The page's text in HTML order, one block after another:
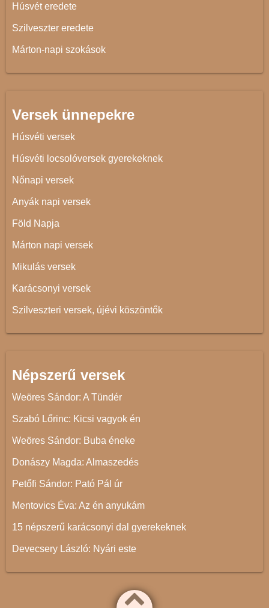
Húsvét eredete
Szilveszter eredete
Márton-napi szokások
Versek ünnepekre
Húsvéti versek
Húsvéti locsolóversek gyerekeknek
Nőnapi versek
Anyák napi versek
Föld Napja
Márton napi versek
Mikulás versek
Karácsonyi versek
Szilveszteri versek, újévi köszöntők
Népszerű versek
Weöres Sándor: A Tündér
Szabó Lőrinc: Kicsi vagyok én
Weöres Sándor: Buba éneke
Donászy Magda: Almaszedés
Petőfi Sándor: Pató Pál úr
Mentovics Éva: Az én anyukám
15 népszerű karácsonyi dal gyerekeknek
Devecsery László: Nyári este